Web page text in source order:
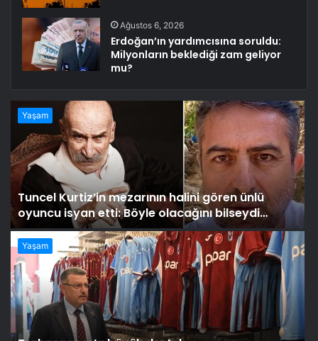
Ağustos 6, 2026
Erdoğan’ın yardımcısına soruldu:
Milyonların beklediği zam geliyor
mu?
Yaşam
Tuncel Kurtiz’in mezarının halini gören ünlü
oyuncu isyan etti: Böyle olacağını bilseydi…
Yaşam